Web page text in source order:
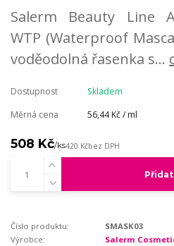
Salerm Beauty Line
WTP (Waterproof
voděodolná řasenka s...
Dostupnost
Skladem
Měrná cena
56,44 Kč / ml
508 Kč/ks420 Kčbez DPH
Číslo produktu:
SMASK03
Výrobce:
Salerm